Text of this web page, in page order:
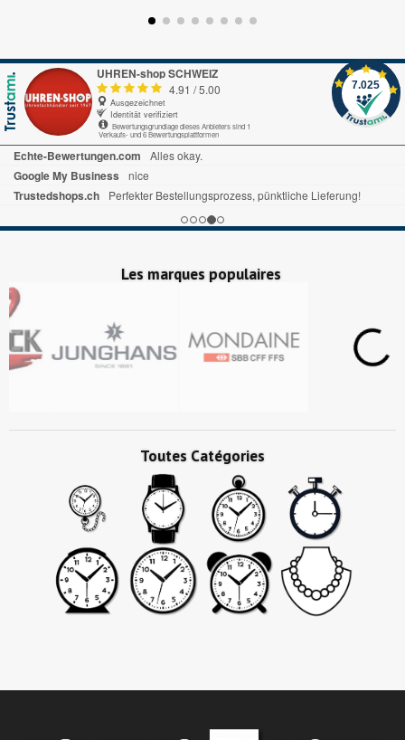
UHREN-shop SCHWEIZ
4.91 /5.00
Ausgezeichnet
Identität verifiziert
Bewertungsgrundlage dieses Anbieters sind 1
Verkaufs- und 6 Bewertungsplattformen
7.025
Echte-Bewertungen.com Alles okay.
Google My Business nice
Trustedshops.ch Perfekter Bestellungsprozess, pünktliche Lieferung!
Les marques populaires
Toutes Catégories